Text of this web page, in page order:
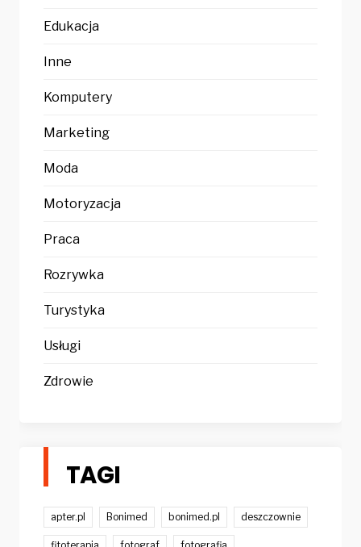
Edukacja
Inne
Komputery
Marketing
Moda
Motoryzacja
Praca
Rozrywka
Turystyka
Usługi
Zdrowie
TAGI
apter.pl Bonimed bonimed.pl deszczownie